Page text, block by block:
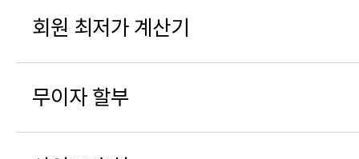
회원 최저가 계산기
무이자 할부